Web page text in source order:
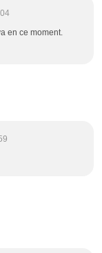
en ce moment.